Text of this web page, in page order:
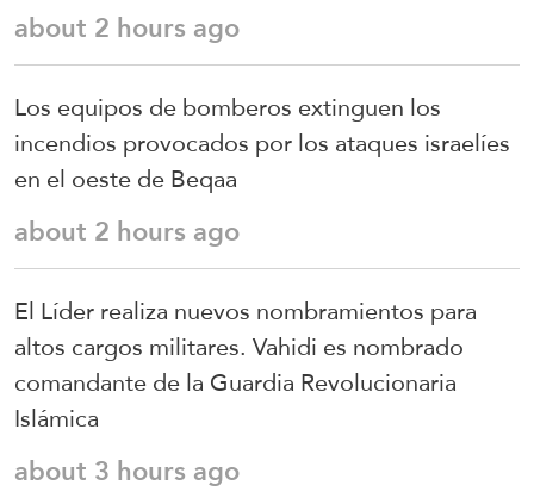
about 2 hours ago
Los equipos de bomberos extinguen los
incendios provocados por los ataques israelíes
en el oeste de Beqaa
about 2 hours ago
El Líder realiza nuevos nombramientos para
altos cargos militares. Vahidi es nombrado
comandante de la Guardia Revolucionaria
Islámica
about 3 hours ago